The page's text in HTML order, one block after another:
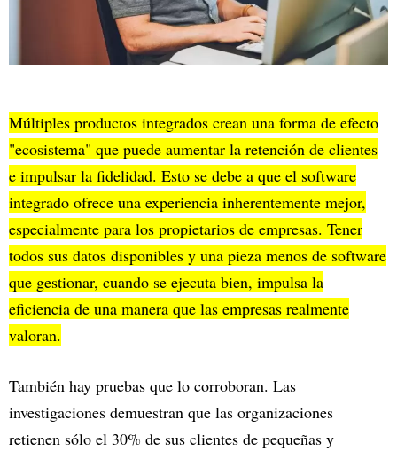
Múltiples productos integrados crean una forma de efecto
"ecosistema" que puede aumentar la retención de clientes
e impulsar la fidelidad. Esto se debe a que el software
integrado ofrece una experiencia inherentemente mejor,
especialmente para los propietarios de empresas. Tener
todos sus datos disponibles y una pieza menos de software
que gestionar, cuando se ejecuta bien, impulsa la
eficiencia de una manera que las empresas realmente
valoran.
También hay pruebas que lo corroboran. Las
investigaciones demuestran que las organizaciones
retienen sólo el 30% de sus clientes de pequeñas y